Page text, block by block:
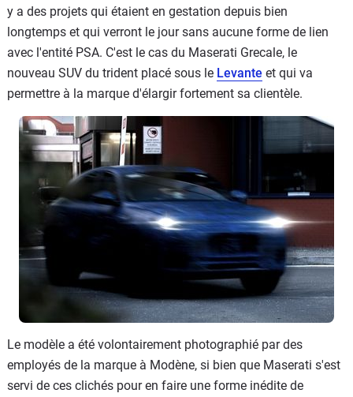
y a des projets qui étaient en gestation depuis bien
longtemps et qui verront le jour sans aucune forme de lien
avec l'entité PSA. C'est le cas du Maserati Grecale, le
nouveau SUV du trident placé sous le Levante et qui va
permettre à la marque d'élargir fortement sa clientèle.
Le modèle a été volontairement photographié par des
employés de la marque à Modène, si bien que Maserati s'est
servi de ces clichés pour en faire une forme inédite de